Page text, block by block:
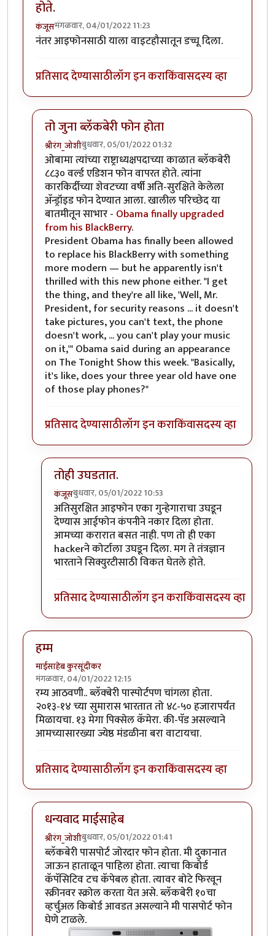
होते.
कंजूसमंगळवार, 04/01/2022 11:23
नंतर आइफोनसाठी याला वाइटहौसातून डच्चू दिला.
प्रतिसाद देण्यासाठीलॉग इन कराकिंवासदस्य व्हा
तो जुना ब्लॅकबेरी फोन होता
श्रीरंग_जोशीबुधवार, 05/01/2022 01:32
In reply toUsA मध्ये वाईट हाऊस हाच वापरत होते.
ओबामा त्यांच्या राष्ट्राध्यक्षपदाच्या काळात ब्लॅकबेरी
८८३० वर्ल्ड एडिशन फोन वापरत होते. त्यांना
कारकिर्दीच्या शेवटच्या वर्षी अति-सुरक्षिते केलेला
अ‍ॅन्ड्रॉइड फोन देण्यात आला. खालील परिच्छेद या
बातमीतून साभार - Obama finally upgraded
from his BlackBerry.
President Obama has finally been allowed
to replace his BlackBerry with something
more modern — but he apparently isn't
thrilled with this new phone either. "I get
the thing, and they're all like, 'Well, Mr.
President, for security reasons ... it doesn't
take pictures, you can't text, the phone
doesn't work, ... you can't play your music
on it,'" Obama said during an appearance
on The Tonight Show this week. "Basically,
it's like, does your three year old have one
of those play phones?"
प्रतिसाद देण्यासाठीलॉग इन कराकिंवासदस्य व्हा
तोही उघडतात.
कंजूसबुधवार, 05/01/2022 10:53
In reply toतो जुना ब्लॅकबेरी फोन होताbyश्रीरंग_जोशी
अतिसुरक्षित आइफोन एका गुन्हेगाराचा उघडून
देण्यास आईफोन कंपनीने नकार दिला होता.
आमच्या करारात बसत नाही. पण तो ही एका
hackerने कोर्टाला उघडून दिला. मग ते तंत्रज्ञान
भारताने सिक्युरटीसाठी विकत घेतले होते.
प्रतिसाद देण्यासाठीलॉग इन कराकिंवासदस्य व्हा
हम्म
माईसाहेब कुरसूंदीकर
मंगळवार, 04/01/2022 12:15
रम्य आठवणी.. ब्लॅक्बेरी पास्पोर्टपण चांगला होता.
२०१३-१४ च्या सुमारास भारतात तो ४८-५० हजारापर्यंत
मिळायचा. १३ मेगा पिक्सेल कॅमेरा. की-पॅड असल्याने
आमच्यासारख्या ज्येष्ठ मंडळीना बरा वाटायचा.
प्रतिसाद देण्यासाठीलॉग इन कराकिंवासदस्य व्हा
धन्यवाद माईसाहेब
श्रीरंग_जोशीबुधवार, 05/01/2022 01:41
In reply toहम्मbyमाईसाहेब कुरसूंदीकर
ब्लॅकबेरी पासपोर्ट जोरदार फोन होता. मी दुकानात
जाऊन हाताळून पाहिला होता. त्याचा किबोर्ड
कॅपॅसिटिव टच कॅपेबल होता. त्यावर बोटे फिरवून
स्क्रीनवर स्क्रोल करता येत असे. ब्लॅकबेरी १०चा
व्हर्चुअल किबोर्ड आवडत असल्याने मी पासपोर्ट फोन
घेणे टाळले.